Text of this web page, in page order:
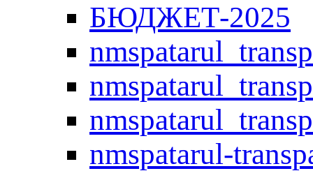
БЮДЖЕТ-2025
nmspatarul-